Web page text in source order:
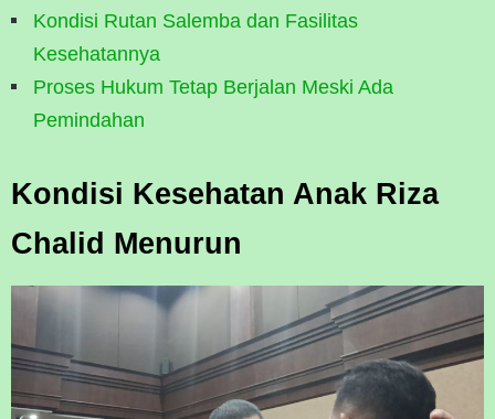
Kondisi Rutan Salemba dan Fasilitas
Kesehatannya
Proses Hukum Tetap Berjalan Meski Ada
Pemindahan
Kondisi Kesehatan Anak Riza
Chalid Menurun